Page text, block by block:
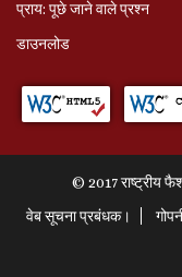
प्राय: पूछे जाने वाले प्रश्‍न
डाउनलोड
© 2017 राष्ट्रीय
वेब सूचना प्रबंधक।